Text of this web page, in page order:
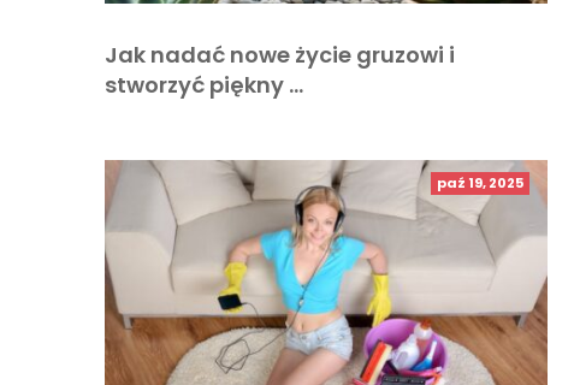
Jak nadać nowe życie gruzowi i
stworzyć piękny …
paź 19, 2025